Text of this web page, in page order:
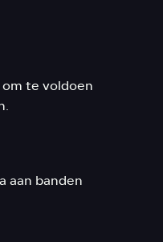
te voldoen
aan banden